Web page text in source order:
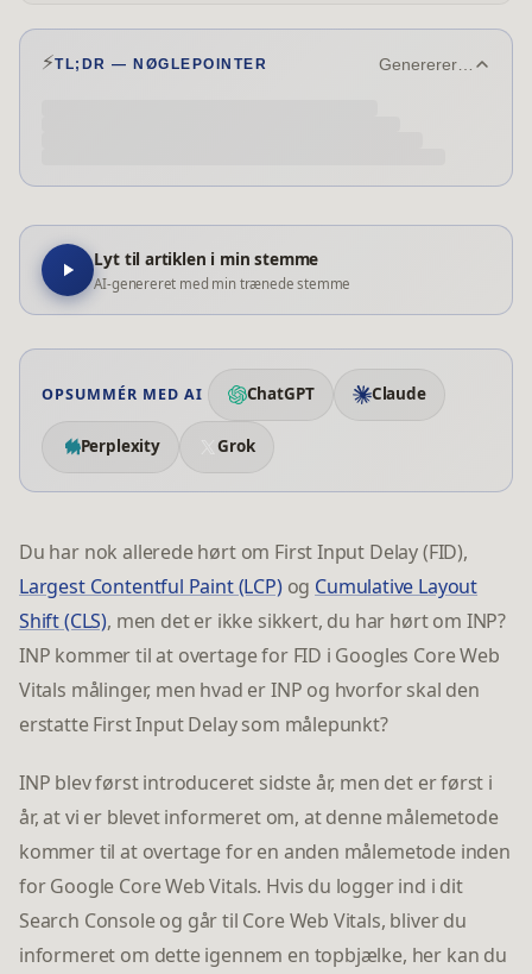
⚡TL;DR — NØGLEPOINTER Genererer…
Lyt til artiklen i min stemme
AI-genereret med min trænede stemme
OPSUMMÉR MED AI ChatGPT Claude
Perplexity Grok
Du har nok allerede hørt om First Input Delay (FID),
Largest Contentful Paint (LCP)og Cumulative Layout
Shift (CLS), men det er ikke sikkert, du har hørt om INP?
INP kommer til at overtage for FID i Googles Core Web
Vitals målinger, men hvad er INP og hvorfor skal den
erstatte First Input Delay som målepunkt?
INP blev først introduceret sidste år, men det er først i
år, at vi er blevet informeret om, at denne målemetode
kommer til at overtage for en anden målemetode inden
for Google Core Web Vitals. Hvis du logger ind i dit
Search Console og går til Core Web Vitals, bliver du
informeret om dette igennem en topbjælke, her kan du